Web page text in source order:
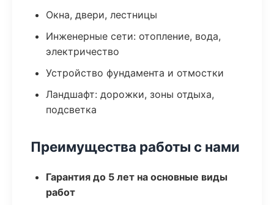
Окна, двери, лестницы
Инженерные сети: отопление, вода,
электричество
Устройство фундамента и отмостки
Ландшафт: дорожки, зоны отдыха,
подсветка
Преимущества работы с нами
Гарантия до 5 лет на основные виды
работ